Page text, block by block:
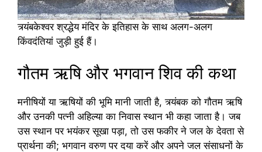
त्र्यंबकेश्वर श्रद्धेय मंदिर के इतिहास के साथ अलग-अलग
किंवदंतियां जुड़ी हुई हैं।
गौतम ऋषि और भगवान शिव की कथा
मनीषियों या ऋषियों की भूमि मानी जाती है, त्र्यंबक को गौतम ऋषि
और उनकी पत्नी अहिल्या का निवास स्थान भी कहा जाता है। जब
उस स्थान पर भयंकर सूखा पड़ा, तो उस फकीर ने जल के देवता से
प्रार्थना की; भगवान वरुण पर दया करें और अपने जल संसाधनों के